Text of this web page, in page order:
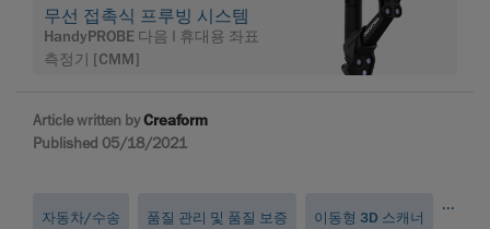
무선 접촉식 프루빙 시스템
HandyPROBE 다음 | 휴대용 좌표
측정기 [CMM]
Article written byCreaform
Published 05/18/2021
자동차/수송 품질 관리 및 품질 보증 이동형 3D 스캐너
...